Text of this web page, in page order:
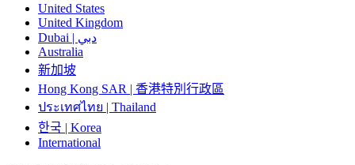
United States
United Kingdom
Dubai | دبي
Australia
新加坡
Hong Kong SAR | 香港特別行政區
ประเทศไทย | Thailand
한국 | Korea
International